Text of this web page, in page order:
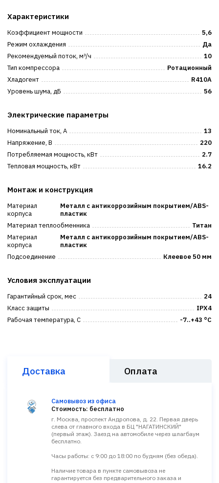
Характеристики
Коэффициент мощности
5,6
Режим охлаждения
Да
Рекомендуемый поток, м³/ч
10
Тип компрессора
Ротационный
Хладогент
R410A
Уровень шума, дБ
56
Электрические параметры
Номинальный ток, А
13
Напряжение, В
220
Потребляемая мощность, кВт
2.7
Тепловая мощность, кВт
16.2
Монтаж и конструкция
Материал
корпуса
Металл с антикоррозийным покрытием/ABS-
пластик
Материал теплообменника
Титан
Материал
корпуса
Металл с антикоррозийным покрытием/ABS-
пластик
Подсоединение
Клеевое 50 мм
Условия эксплуатации
Гарантийный срок, мес
24
Класс защиты
IPX4
Рабочая температура, С
-7..+43 °C
Доставка Оплата
Самовывоз из офиса
Стоимость: бесплатно
г. Москва, проспект Андропова, д. 22. Первая дверь
слева от главного входа в БЦ "НАГАТИНСКИЙ"
(первый этаж). Заезд на автомобиле через шлагбаум
бесплатно.
Часы работы: с 9:00 до 18:00 по будням (без обеда).
Наличие товара в пункте самовывоза не
гарантируется без предварительного заказа и